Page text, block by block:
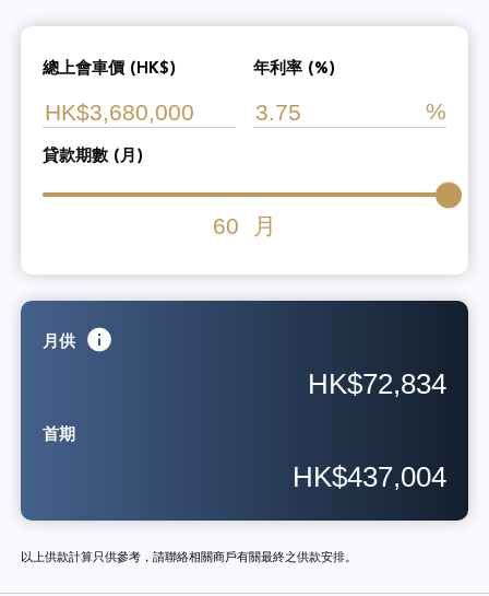
總上會車價 (HK$) 年利率 (%)
貸款期數 (月)
60 月
月供
HK$72,834
首期
HK$437,004
以上供款計算只供參考，請聯絡相關商戶有關最終之供款安排。